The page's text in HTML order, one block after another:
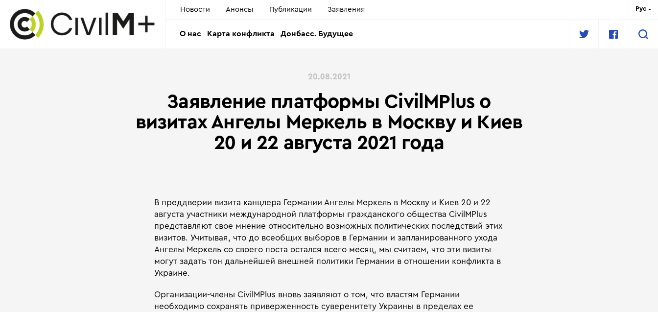
Новости Анонсы Публикации Заявления Рус
Укр
О нас Карта конфликта Донбасс. Будущее
20.08.2021
Заявление платформы СivilMPlus о
визитах Ангелы Меркель в Москву и Киев
20 и 22 августа 2021 года
В преддверии визита канцлера Германии Ангелы Меркель в Москву и Киев 20 и 22
августа участники международной платформы гражданского общества CivilMPlus
представляют свое мнение относительно возможных политических последствий этих
визитов. Учитывая, что до всеобщих выборов в Германии и запланированного ухода
Ангелы Меркель со своего поста остался всего месяц, мы считаем, что эти визиты
могут задать тон дальнейшей внешней политики Германии в отношении конфликта в
Украине.
Организации-члены CivilMPlus вновь заявляют о том, что властям Германии
необходимо сохранять приверженность суверенитету Украины в пределах ее